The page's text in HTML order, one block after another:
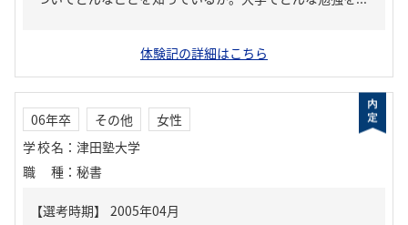
体験記の詳細はこちら
06年卒 その他
女性
学校名 ： 津田塾大学
職種 ： 秘書